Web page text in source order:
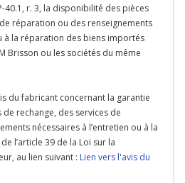
40.1, r. 3, la disponibilité des pièces
réparation ou des renseignements
à la réparation des biens importés
Brisson ou les sociétés du même
du fabricant concernant la garantie
rechange, des services de
nécessaires à l’entretien ou à la
l’article 39 de la Loi sur la
au lien suivant : Lien vers l'avis du